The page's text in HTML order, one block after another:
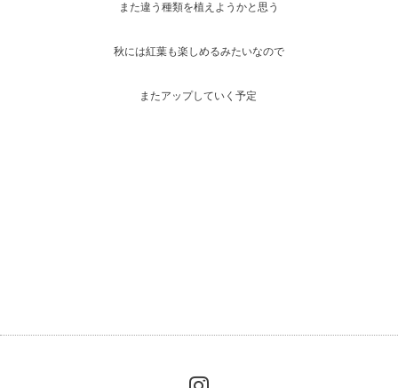
また違う種類を植えようかと思う
秋には紅葉も楽しめるみたいなので
またアップしていく予定